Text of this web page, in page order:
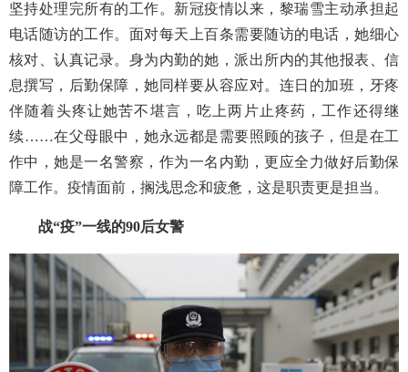
坚持处理完所有的工作。新冠疫情以来，黎瑞雪主动承担起
电话随访的工作。面对每天上百条需要随访的电话，她细心
核对、认真记录。身为内勤的她，派出所内的其他报表、信
息撰写，后勤保障，她同样要从容应对。连日的加班，牙疼
伴随着头疼让她苦不堪言，吃上两片止疼药，工作还得继
续……在父母眼中，她永远都是需要照顾的孩子，但是在工
作中，她是一名警察，作为一名内勤，更应全力做好后勤保
障工作。疫情面前，搁浅思念和疲惫，这是职责更是担当。
战“疫”一线的90后女警